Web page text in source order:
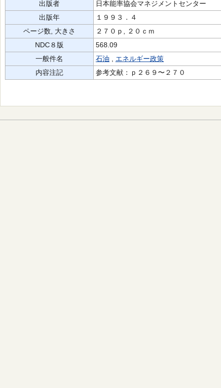
出版者
日本能率協会マネジメントセンター
出版年
１９９３．４
ページ数, 大きさ
２７０ｐ, ２０ｃｍ
NDC８版
568.09
一般件名
石油
エネルギー政策
内容注記
参考文献：ｐ２６９〜２７０